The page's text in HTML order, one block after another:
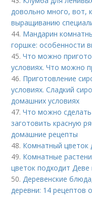
довольно много, вот,
выращиванию
44. Мандарин
горшке: особенности
45.Что можно
условиях. Что можно
46. Приготовление
условиях. Сладкий
домашних условиях
47.Что можно
заготовить красную
домашние рецепты
48. Комнатный цветок
49. Комнатные
цветок подходит Деве
50.Деревенские
деревни: 14 рецептов